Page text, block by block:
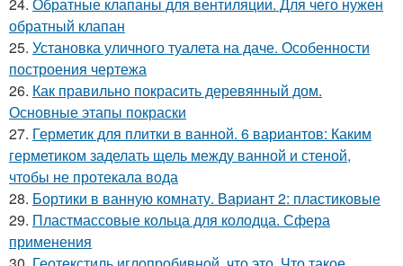
обратный клапан
25. Установка уличного туалета на даче. Особенности
построения чертежа
26. Как правильно покрасить деревянный дом.
Основные этапы покраски
27. Герметик для плитки в ванной. 6 вариантов: Каким
герметиком заделать щель между ванной и стеной,
чтобы не протекала вода
28. Бортики в ванную комнату. Вариант 2: пластиковые
29. Пластмассовые кольца для колодца. Сфера
применения